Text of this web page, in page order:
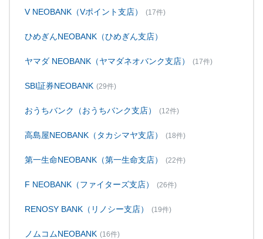
V NEOBANK（Vポイント支店） (17件)
ひめぎんNEOBANK（ひめぎん支店）
ヤマダ NEOBANK（ヤマダネオバンク支店） (17件)
SBI証券NEOBANK (29件)
おうちバンク（おうちバンク支店） (12件)
高島屋NEOBANK（タカシマヤ支店） (18件)
第一生命NEOBANK（第一生命支店） (22件)
F NEOBANK（ファイターズ支店） (26件)
RENOSY BANK（リノシー支店） (19件)
ノムコムNEOBANK (16件)